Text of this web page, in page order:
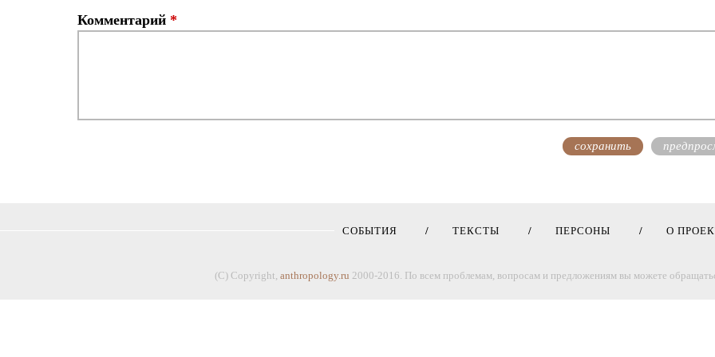
Комментарий *
СОБЫТИЯ ТЕКСТЫ ПЕРСОНЫ О
(C) Copyright, anthropology.ru 2000-2016. По всем проблемам, вопросам и предложениям вы можете